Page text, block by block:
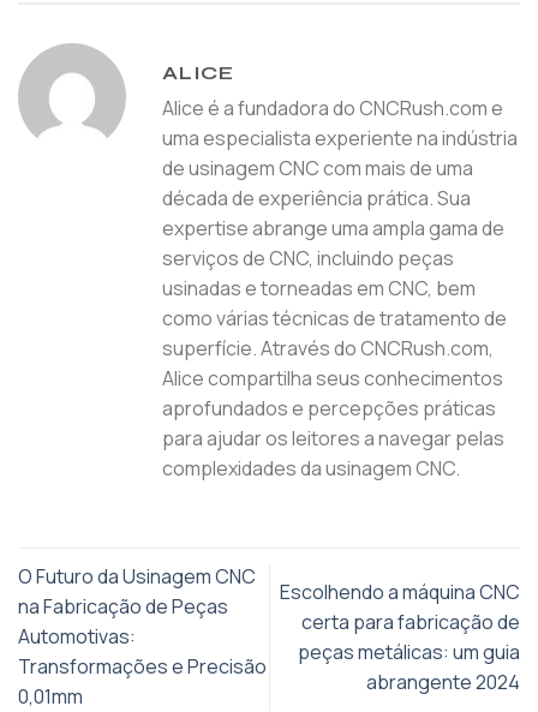
ALICE
Alice é a fundadora do CNCRush.com e
uma especialista experiente na indústria
de usinagem CNC com mais de uma
década de experiência prática. Sua
expertise abrange uma ampla gama de
serviços de CNC, incluindo peças
usinadas e torneadas em CNC, bem
como várias técnicas de tratamento de
superfície. Através do CNCRush.com,
Alice compartilha seus conhecimentos
aprofundados e percepções práticas
para ajudar os leitores a navegar pelas
complexidades da usinagem CNC.
O Futuro da Usinagem CNC
na Fabricação de Peças
Automotivas:
Transformações e Precisão
0,01mm
Escolhendo a máquina CNC
certa para fabricação de
peças metálicas: um guia
abrangente 2024